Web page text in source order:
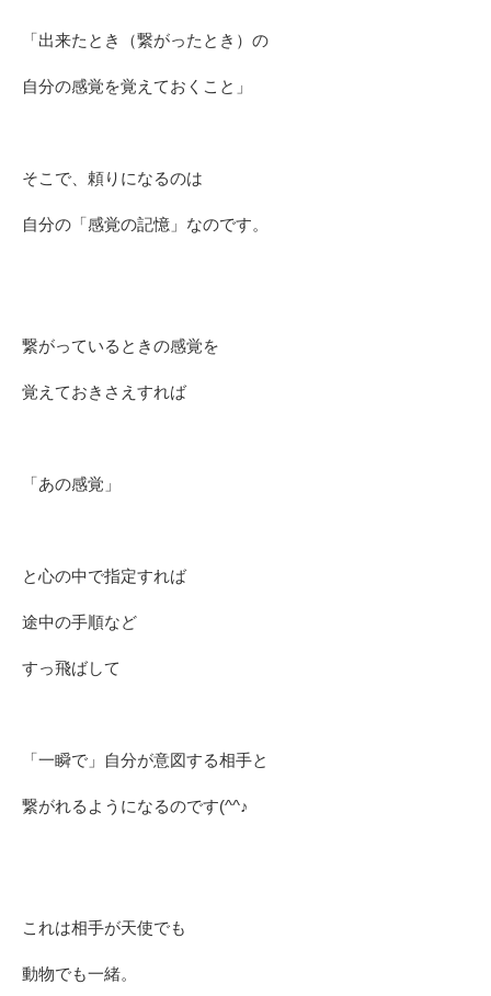
「出来たとき（繋がったとき）の
自分の感覚を覚えておくこと」
そこで、頼りになるのは
自分の「感覚の記憶」なのです。
繋がっているときの感覚を
覚えておきさえすれば
「あの感覚」
と心の中で指定すれば
途中の手順など
すっ飛ばして
「一瞬で」自分が意図する相手と
繋がれるようになるのです(^^♪
これは相手が天使でも
動物でも一緒。